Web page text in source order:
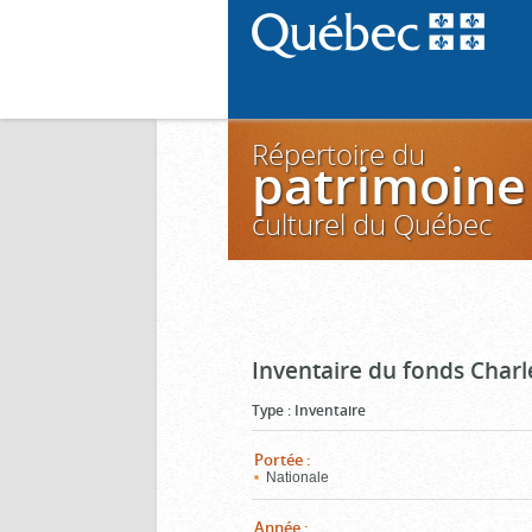
Répertoire du
patrimoine
culturel du Québec
Inventaire du fonds
Type : Inventaire
Portée :
Nationale